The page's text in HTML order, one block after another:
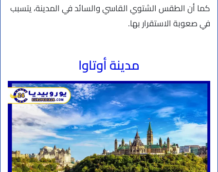
كما أن الطقس الشتوي القاسي والسائد في المدينة، يتسبب
في صعوبة الاستقرار بها.
مدينة أوتاوا